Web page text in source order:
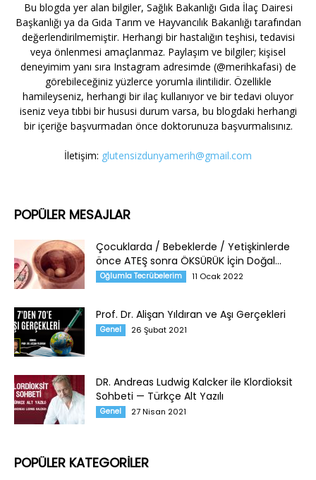
Bu blogda yer alan bilgiler, Sağlık Bakanlığı Gıda İlaç Dairesi
Başkanlığı ya da Gıda Tarım ve Hayvancılık Bakanlığı tarafından
değerlendirilmemiştir. Herhangi bir hastalığın teşhisi, tedavisi
veya önlenmesi amaçlanmaz. Paylaşım ve bilgiler; kişisel
deneyimim yanı sıra Instagram adresimde (@merihkafasi) de
görebileceğiniz yüzlerce yorumla ilintilidir. Özellikle
hamileyseniz, herhangi bir ilaç kullanıyor ve bir tedavi oluyor
iseniz veya tıbbi bir hususi durum varsa, bu blogdaki herhangi
bir içeriğe başvurmadan önce doktorunuza başvurmalısınız.
İletişim: glutensizdunyamerih@gmail.com
POPÜLER MESAJLAR
Çocuklarda / Bebeklerde / Yetişkinlerde
önce ATEŞ sonra ÖKSÜRÜK İçin Doğal...
Oğlumla Tecrübelerim 11 Ocak 2022
Prof. Dr. Alişan Yıldıran ve Aşı Gerçekleri
Genel 26 Şubat 2021
DR. Andreas Ludwig Kalcker ile Klordioksit
Sohbeti — Türkçe Alt Yazılı
Genel 27 Nisan 2021
POPÜLER KATEGORİLER